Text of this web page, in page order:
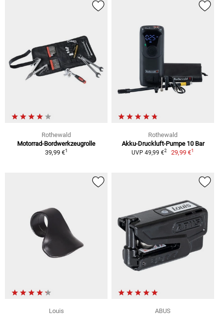
Rothewald
Motorrad-Bordwerkzeugrolle
39,99 €1
Rothewald
Akku-Druckluft-Pumpe 10 Bar
UVP 49,99 €2 29,99 €1
Louis
ABUS